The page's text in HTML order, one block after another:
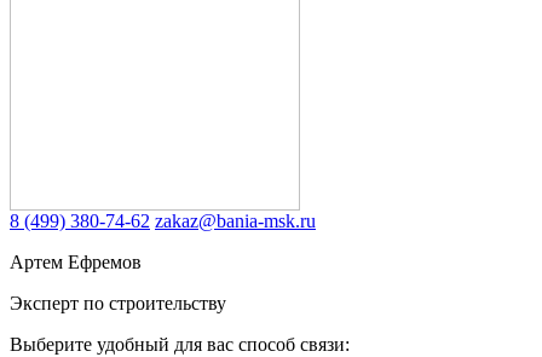
8 (499) 380-74-62 zakaz@bania-msk.ru
Артем Ефремов
Эксперт по строительству
Выберите удобный для вас способ связи: